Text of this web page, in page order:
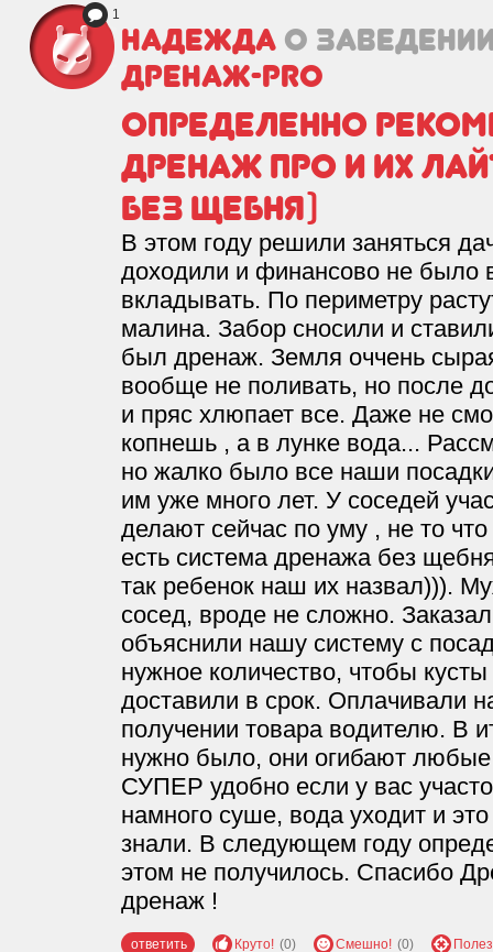
1
Надежда о
Дренаж-PRO
Определенно
Дренаж Про и их
без щебня)
В этом году решили заняться
доходили и финансово не было
вкладывать. По периметру
малина. Забор сносили и
был дренаж. Земля оччень
вообще не поливать, но после
и пряс хлюпает все. Даже не
копнешь , а в лунке вода...
но жалко было все наши
им уже много лет. У соседей
делают сейчас по уму , не то
есть система дренажа без
так ребенок наш их назвал))).
сосед, вроде не сложно.
объяснили нашу систему с
нужное количество, чтобы
доставили в срок. Оплачивали
получении товара водителю. В
нужно было, они огибают любые
СУПЕР удобно если у вас
намного суше, вода уходит и
знали. В следующем году
этом не получилось. Спасибо
дренаж !
ответить Круто! (0) Смешно! (0)